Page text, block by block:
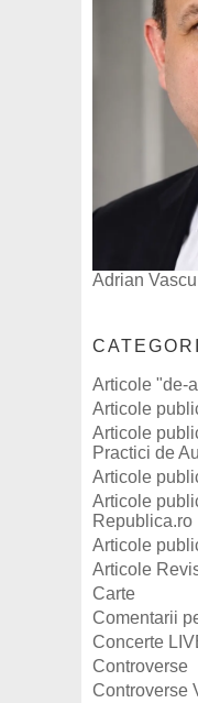
Adrian Vascu
CATEGORII
Articole "de-
Articole
Articole
Practici de
Articole
Articole
Republica.ro
Articole
Articole
Carte
Comentarii
Concerte
Controverse
Controverse